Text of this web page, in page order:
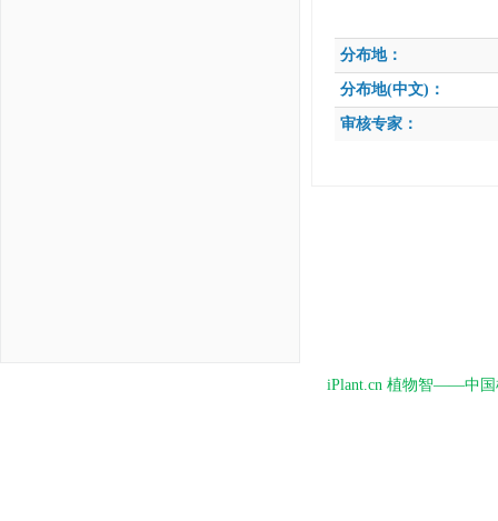
分布地：
分布地(中文)：
审核专家：
iPlant.cn 植物智——中国